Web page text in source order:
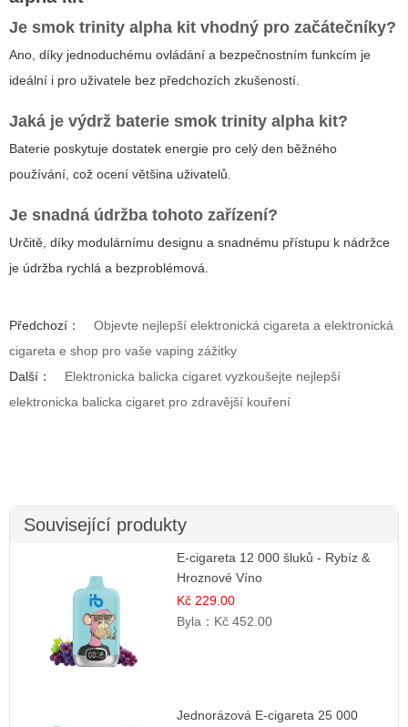
Je smok trinity alpha kit vhodný pro začátečníky?
Ano, díky jednoduchému ovládání a bezpečnostním funkcím je
ideální i pro uživatele bez předchozích zkušeností.
Jaká je výdrž baterie smok trinity alpha kit?
Baterie poskytuje dostatek energie pro celý den běžného
používání, což ocení většina uživatelů.
Je snadná údržba tohoto zařízení?
Určitě, díky modulárnímu designu a snadnému přístupu k nádržce
je údržba rychlá a bezproblémová.
Předchozí：
Objevte nejlepší elektronická cigareta a elektronická
cigareta e shop pro vaše vaping zážitky
Další：
Elektronicka balicka cigaret vyzkoušejte nejlepší
elektronicka balicka cigaret pro zdravější kouření
Související produkty
E-cigareta 12 000 šluků - Rybíz &
Hroznové Víno
Kč 229.00
Byla： Kč 452.00
Jednorázová E-cigareta 25 000